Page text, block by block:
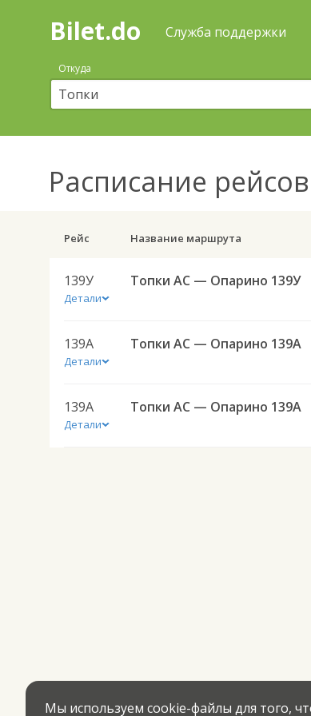
Поиск
покупка
билетов
автобус
онлайн
Bilet.do Служба поддержки
Откуда
Расписание рейсов
Рейс Название маршрута
139У
Детали
Топки АС — Опарино 139У
139А
Детали
Топки АС — Опарино 139А
139А
Детали
Топки АС — Опарино 139А
Мы используем cookie-файлы для того,